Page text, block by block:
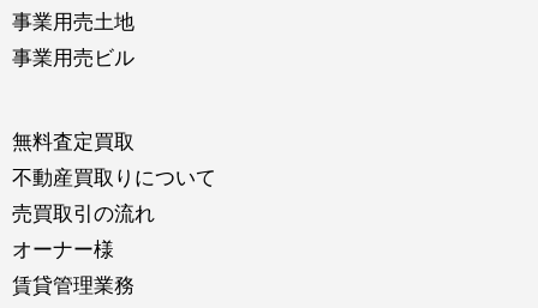
事業用売土地
事業用売ビル
無料査定買取
不動産買取りについて
売買取引の流れ
オーナー様
賃貸管理業務